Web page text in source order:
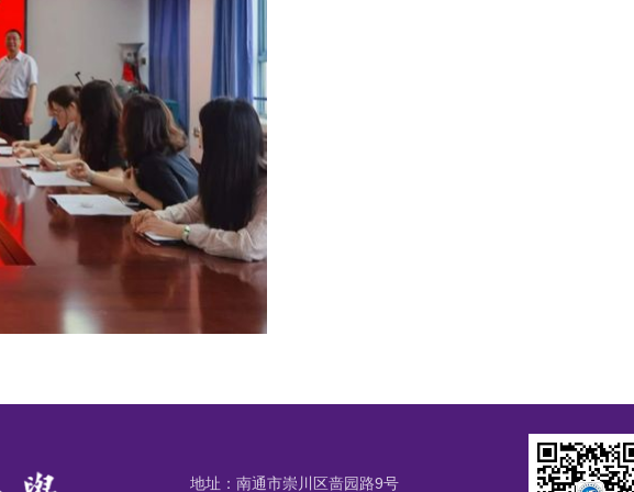
地址：南通市崇川区啬园路9号